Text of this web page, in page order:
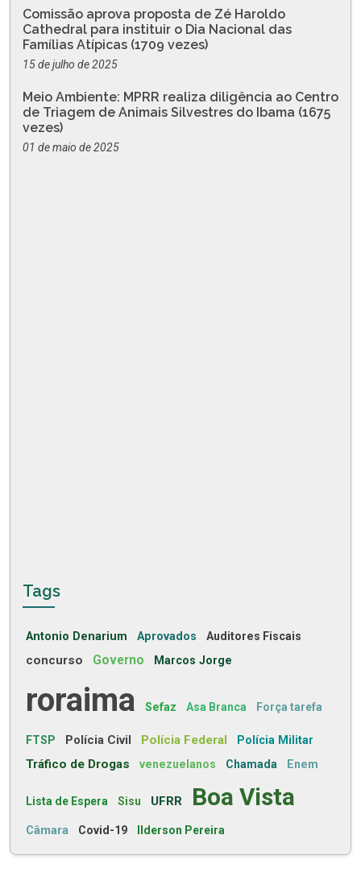
Comissão aprova proposta de Zé Haroldo
Cathedral para instituir o Dia Nacional das
Famílias Atípicas (1709 vezes)
15 de julho de 2025
Meio Ambiente: MPRR realiza diligência ao Centro
de Triagem de Animais Silvestres do Ibama (1675
vezes)
01 de maio de 2025
Tags
Antonio Denarium Aprovados Auditores Fiscais
concurso Governo Marcos Jorge
roraima Sefaz Asa Branca Força tarefa
FTSP Polícia Civil Polícia Federal Polícia Militar
Tráfico de Drogas venezuelanos Chamada Enem
Lista de Espera Sisu UFRR Boa Vista
Câmara Covid-19 Ilderson Pereira